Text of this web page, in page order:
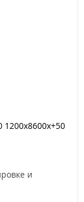
1200х8600х+50
и